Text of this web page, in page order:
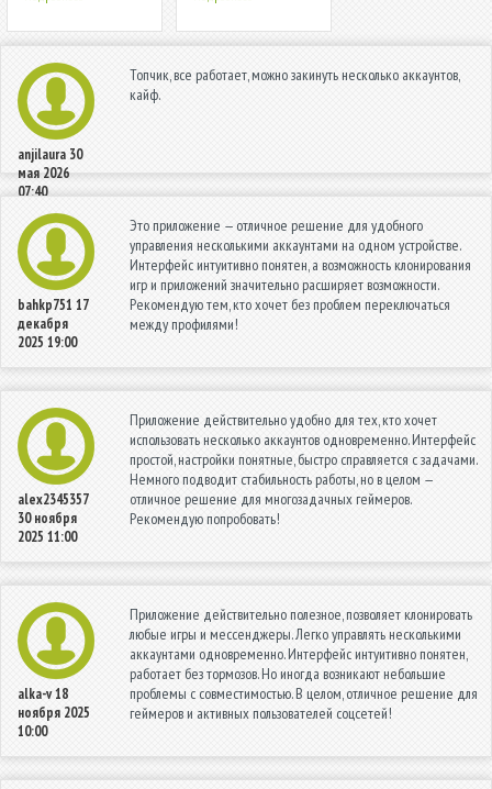
anjilaura 30
мая 2026
07:40
Топчик, все работает, можно закинуть несколько аккаунтов,
кайф.
bahkp751 17
декабря
2025 19:00
Это приложение — отличное решение для удобного
управления несколькими аккаунтами на одном устройстве.
Интерфейс интуитивно понятен, а возможность клонирования
игр и приложений значительно расширяет возможности.
Рекомендую тем, кто хочет без проблем переключаться
между профилями!
alex2345357
30 ноября
2025 11:00
Приложение действительно удобно для тех, кто хочет
использовать несколько аккаунтов одновременно. Интерфейс
простой, настройки понятные, быстро справляется с задачами.
Немного подводит стабильность работы, но в целом —
отличное решение для многозадачных геймеров.
Рекомендую попробовать!
alka-v18
ноября 2025
10:00
Приложение действительно полезное, позволяет клонировать
любые игры и мессенджеры. Легко управлять несколькими
аккаунтами одновременно. Интерфейс интуитивно понятен,
работает без тормозов. Но иногда возникают небольшие
проблемы с совместимостью. В целом, отличное решение для
геймеров и активных пользователей соцсетей!